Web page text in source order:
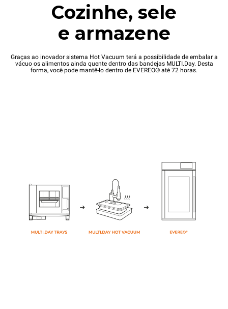
Cozinhe, sele
e armazene
Graças ao inovador sistema Hot Vacuum terá a possibilidade de embalar a
vácuo os alimentos ainda quente dentro das bandejas MULTI.Day. Desta
forma, você pode mantê-lo dentro de EVEREO® até 72 horas.